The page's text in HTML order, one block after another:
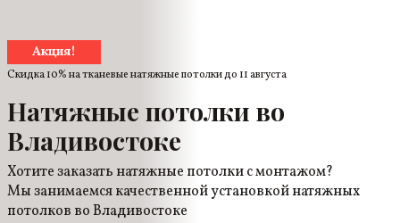
Акция!
Скидка 10% на тканевые натяжные потолки до 11 августа
Натяжные потолки во
Владивостоке
Хотите заказать натяжные потолки с монтажом?
Мы занимаемся качественной установкой натяжных
потолков во Владивостоке